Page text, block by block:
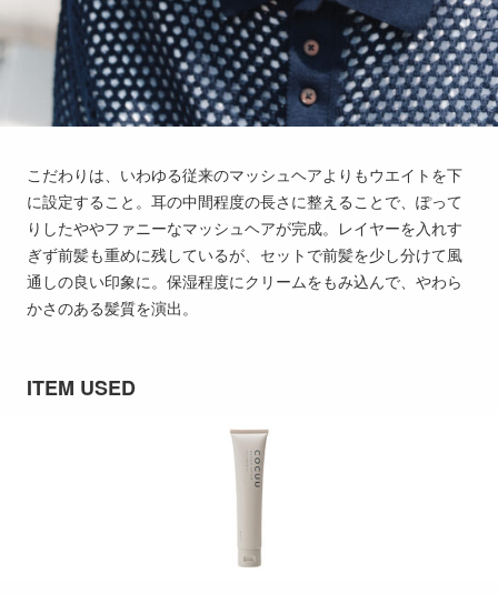
こだわりは、いわゆる従来のマッシュヘアよりもウエイトを下
に設定すること。耳の中間程度の長さに整えることで、ぽって
りしたややファニーなマッシュヘアが完成。レイヤーを入れす
ぎず前髪も重めに残しているが、セットで前髪を少し分けて風
通しの良い印象に。保湿程度にクリームをもみ込んで、やわら
かさのある髪質を演出。
ITEM USED